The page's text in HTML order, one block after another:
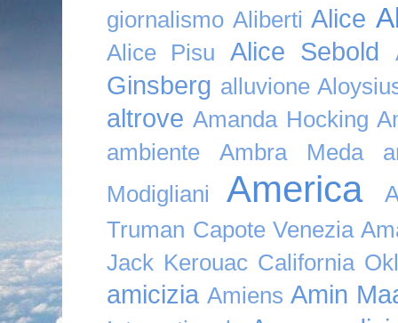
giornalismo Aliberti Alice
Alice Pisu Alice Sebold
Ginsberg alluvione
altrove Amanda Hocking
ambiente
Ambra Meda
Modigliani
America
Truman Capote Venezia
Jack Kerouac California
amicizia Amiens Amin